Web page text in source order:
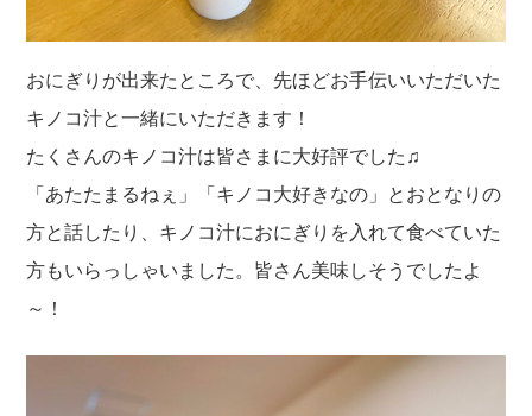
おにぎりが出来たところで、先ほどお手伝いいただいた
キノコ汁と一緒にいただきます！
たくさんのキノコ汁は皆さまに大好評でした♫
「あたたまるねぇ」「キノコ大好きなの」とおとなりの
方と話したり、キノコ汁におにぎりを入れて食べていた
方もいらっしゃいました。皆さん美味しそうでしたよ
～！